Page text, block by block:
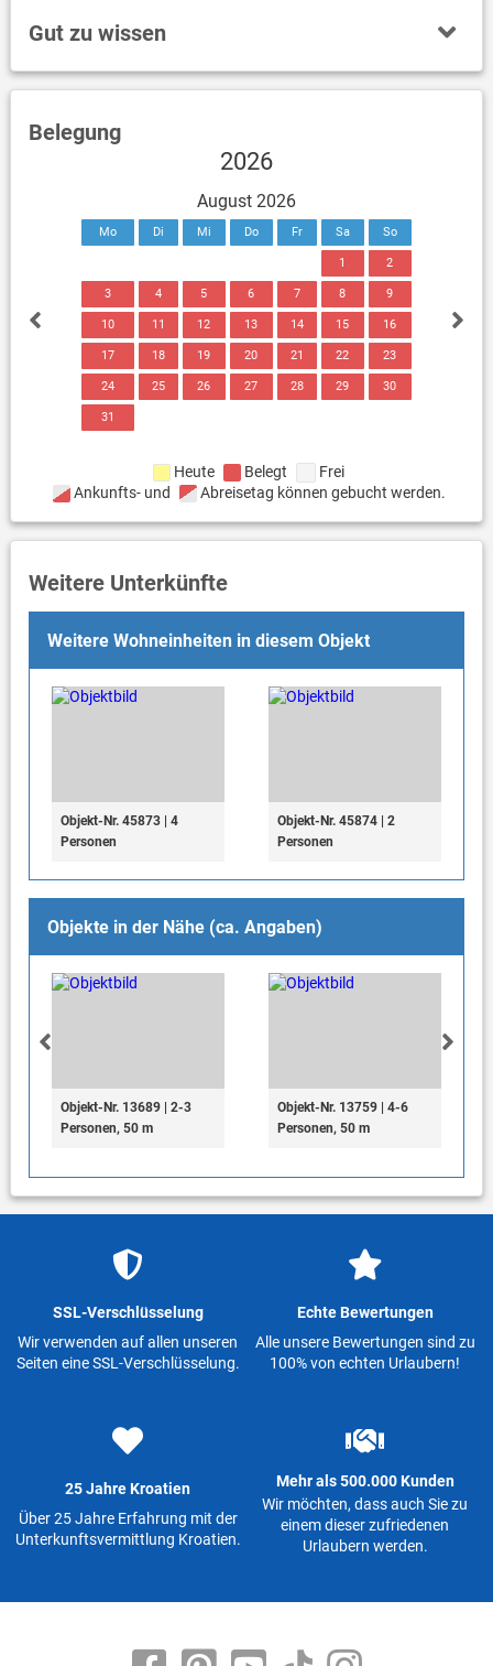
Gut zu wissen
Belegung
2026
August 2026
Mo Di Mi Do Fr Sa So
1 2
3 4 5 6 7 8 9
10 11 12 13 14 15 16
17 18 19 20 21 22 23
24 25 26 27 28 29 30
31
Heute Belegt
Frei
Ankunfts- und
Abreisetag können gebucht werden.
Weitere Unterkünfte
Weitere Wohneinheiten in diesem Objekt
Objekt-Nr. 45873 | 4
Personen
Objekt-Nr. 45874 | 2
Personen
Objekte in der Nähe (ca. Angaben)
Objekt-Nr. 13689 | 2-3
Personen, 50 m
Objekt-Nr. 13759 | 4-6
Personen, 50 m
SSL-Verschlüsselung
Wir verwenden auf allen unseren
Seiten eine SSL-Verschlüsselung.
Echte Bewertungen
Alle unsere Bewertungen sind zu
100% von echten Urlaubern!
25 Jahre Kroatien
Über 25 Jahre Erfahrung mit der
Unterkunftsvermittlung Kroatien.
Mehr als 500.000 Kunden
Wir möchten, dass auch Sie zu
einem dieser zufriedenen
Urlaubern werden.